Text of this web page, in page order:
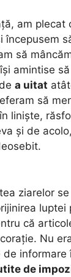
am plecat
începusem
să
își amintise
a uitat
să
liniște,
și de
ziarelor se
luptei
că
Nu
de